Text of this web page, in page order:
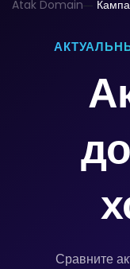
Atak Domain
Сравните